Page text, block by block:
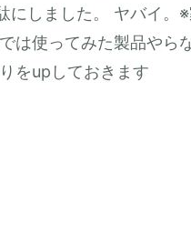
にしました。 ヤバイ。
は使ってみた製品やら
をupしておきます